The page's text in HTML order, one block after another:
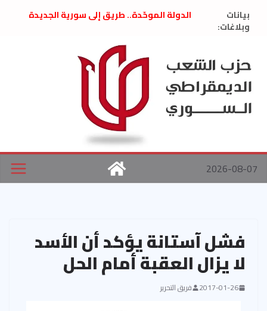
بيانات
وبلاغات:
الدولة الموحّدة.. طريق إلى سورية الجديدة
العام السابق لحزب الاتحاد الاشتراكي العربي
الديمقراطي
بلاغ صادر عن اجتماع اللجنة المركزية نيسان
2026
الحرب الأمريكية الإسرائيلية على نظام الملالي
في إيران .. بيان من حزب الشعب الديمقراطي
السوري
2026-08-07
فشل آستانة يؤكد أن الأسد
لا يزال العقبة أمام الحل
2017-01-26 فريق التحرير